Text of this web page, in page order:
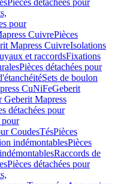
Pièces détachées pour
pour
CuivrePièces
Mapress CuivreIsolations
et raccordsFixations
Pièces détachées pour
Sets de boulon
CuNiFeGeberit
Geberit Mapress
détachées pour
pour
CoudesTésPièces
indémontablesPièces
Raccords de
Pièces détachées pour